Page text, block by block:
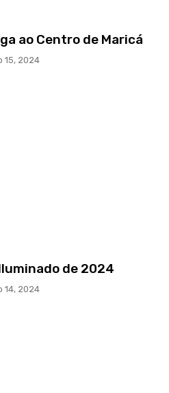
ao Centro de Maricá
15, 2024
de 2024
14, 2024